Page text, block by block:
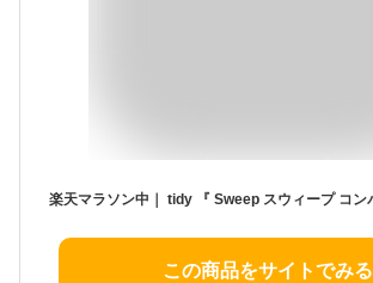
この商品をサイトでみる